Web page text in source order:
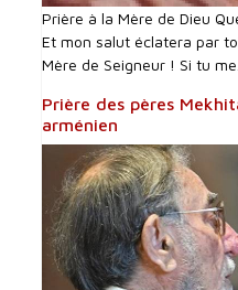
Prière à la Mère de Dieu
Et mon salut éclatera par
Mère de Seigneur ! Si tu me...
Prière des pères
arménien